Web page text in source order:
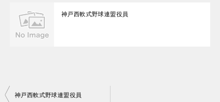
神戸西軟式野球連盟役員
投
神戸西軟式野球連盟役員